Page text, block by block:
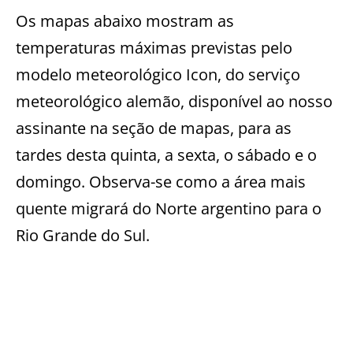
Os mapas abaixo mostram as
temperaturas máximas previstas pelo
modelo meteorológico Icon, do serviço
meteorológico alemão, disponível ao nosso
assinante na seção de mapas, para as
tardes desta quinta, a sexta, o sábado e o
domingo. Observa-se como a área mais
quente migrará do Norte argentino para o
Rio Grande do Sul.